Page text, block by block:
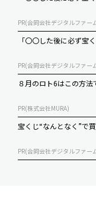
PR(合同会社デジタルファー
「〇〇した後に必ず宝
PR(合同会社デジタルファー
８月のロト6はこの方
PR(株式会社MURA)
宝くじ“なんとなく”で
PR(合同会社デジタルファー